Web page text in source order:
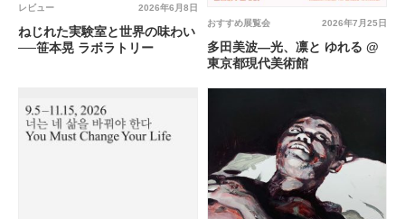
2026年6月8日
レビュー
ねじれた実験室と世界の味わい
──笹本晃 ラボラトリー
2026年7月25日
おすすめ展覧会
多田美波―光、凛と ゆれる @
東京都現代美術館